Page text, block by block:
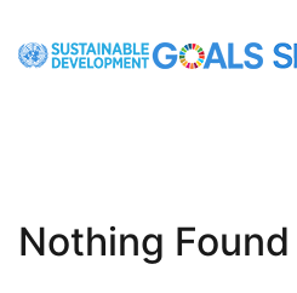
Nothing Found